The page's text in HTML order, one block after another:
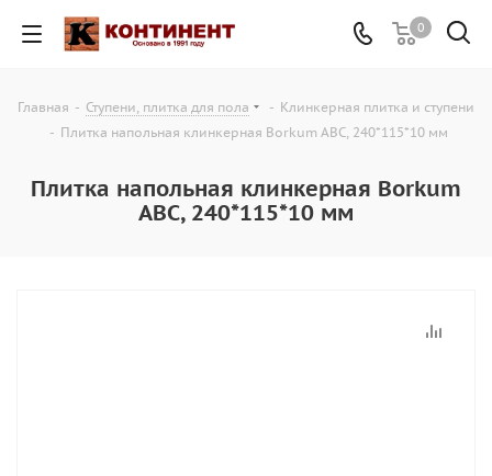
0
Главная - Ступени, плитка для пола - Клинкерная плитка и ступени
- Плитка напольная клинкерная Borkum ABC, 240*115*10 мм
Плитка напольная клинкерная Borkum
ABC, 240*115*10 мм